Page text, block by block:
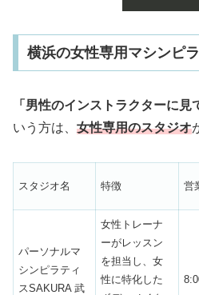
横浜の女性専用マシンピ
「男性のインストラクターに見
いう方は、 女性専用のスタジオ
スタジオ名 特徴 営
パーソナルマ
シンピラティ
スSAKURA 武
女性トレーナ
ーがレッスン
を担当し、女
性に特化した